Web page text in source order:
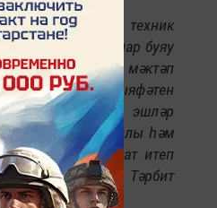
мәктәпнең техник
кертә. Алар буяу
мәктәп
тышкы кыяфәтен
кертәләр. Бу эшләр
өчен уңайлы һәм
тудыруны максат итеп
Иске Тәрбит